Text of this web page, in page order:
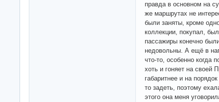
правда в основном на
же маршрутах не
были заняты, кроме
коллекции, покупал,
пассажиры конечно
недовольны. А ещё в
что-то, особенно когда
хоть и гоняет на своей
габаритнее и на
то задеть, поэтому
этого она меня